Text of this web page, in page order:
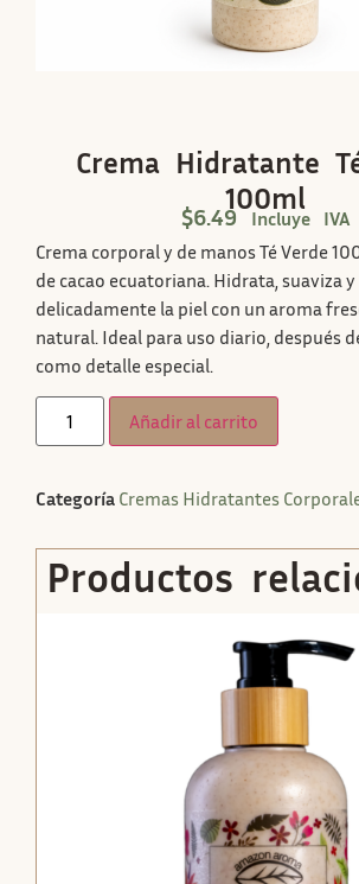
Crema Hidratante
100ml
$6.49
Incluye IVA
Crema corporal y de manos Té Verde
de cacao ecuatoriana. Hidrata, suaviza
delicadamente la piel con un aroma
natural. Ideal para uso diario, después
como detalle especial.
Añadir al carrito
Categoría Cremas Hidratantes
Productos